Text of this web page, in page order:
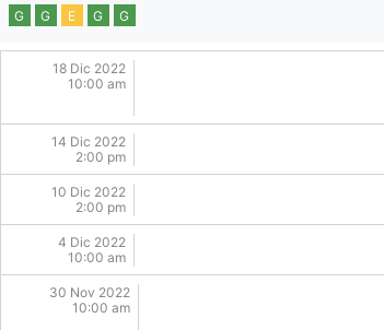
G G E G G
18 Dic 2022
10:00 am
14 Dic 2022
2:00 pm
10 Dic 2022
2:00 pm
4 Dic 2022
10:00 am
30 Nov 2022
10:00 am